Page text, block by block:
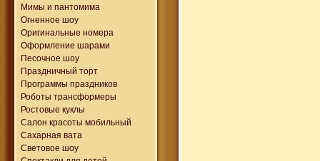
Мимы и пантомима
Огненное шоу
Оригинальные номера
Оформление шарами
Песочное шоу
Праздничный торт
Программы праздников
Роботы трансформеры
Ростовые куклы
Салон красоты мобильный
Сахарная вата
Световое шоу